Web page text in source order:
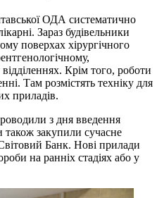
ОДА систематично
Зараз будівельники
поверхах хірургічного
Крім того, роботи
Там розмістять техніку для
приладів.
з дня введення
закупили сучасне
Банк. Нові прилади
на ранніх стадіях або у